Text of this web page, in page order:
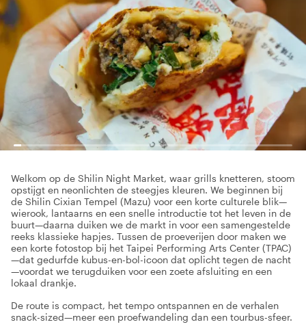
Welkom op de Shilin Night Market, waar grills knetteren, stoom
opstijgt en neonlichten de steegjes kleuren. We beginnen bij
de Shilin Cixian Tempel (Mazu) voor een korte culturele blik—
wierook, lantaarns en een snelle introductie tot het leven in de
buurt—daarna duiken we de markt in voor een samengestelde
reeks klassieke hapjes. Tussen de proeverijen door maken we
een korte fotostop bij het Taipei Performing Arts Center (TPAC)
—dat gedurfde kubus-en-bol-icoon dat oplicht tegen de nacht
—voordat we terugduiken voor een zoete afsluiting en een
lokaal drankje.
De route is compact, het tempo ontspannen en de verhalen
snack-sized—meer een proefwandeling dan een tourbus-sfeer.